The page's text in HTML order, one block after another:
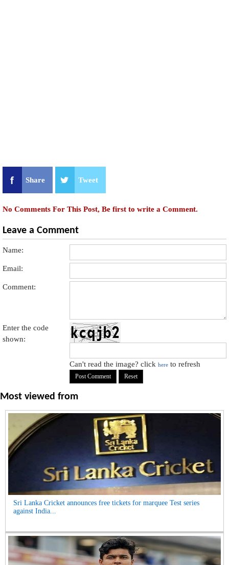
Share Tweet
No Comments For This Post, Be first to write a Comment.
Leave a Comment
Name:
Email:
Comment:
Enter the code
shown:
Can't read the image? clickhere to refresh
Most viewed from
Sri Lanka Cricket announces free tickets for marquee Test series
against India...